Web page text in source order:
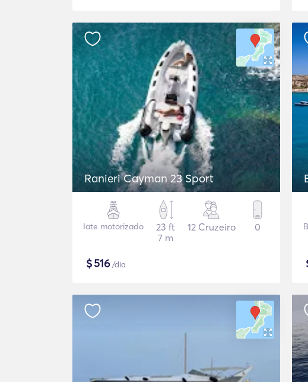
Ranieri Cayman 23 Sport
Iate motorizado
23 ft
7 m
12 Cruzeiro 0
$516/dia